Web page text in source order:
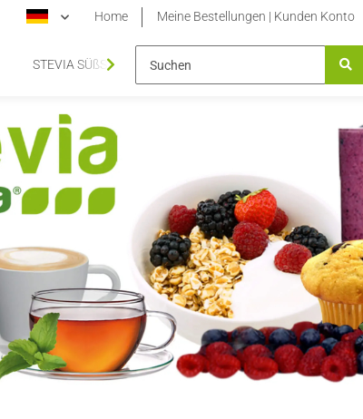
Home Meine Bestellungen | Kunden Konto
STEVIA SÜßSTOFFTABLETTEN NACHFÜLLPACKUNGEN